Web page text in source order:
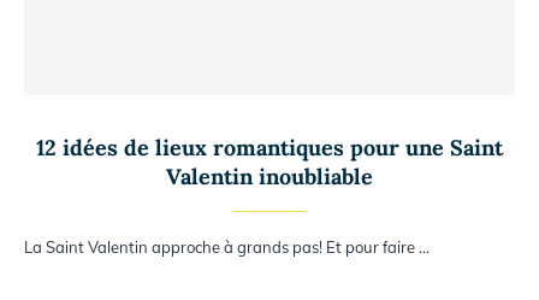
12 idées de lieux romantiques pour une Saint
Valentin inoubliable
La Saint Valentin approche à grands pas! Et pour faire …